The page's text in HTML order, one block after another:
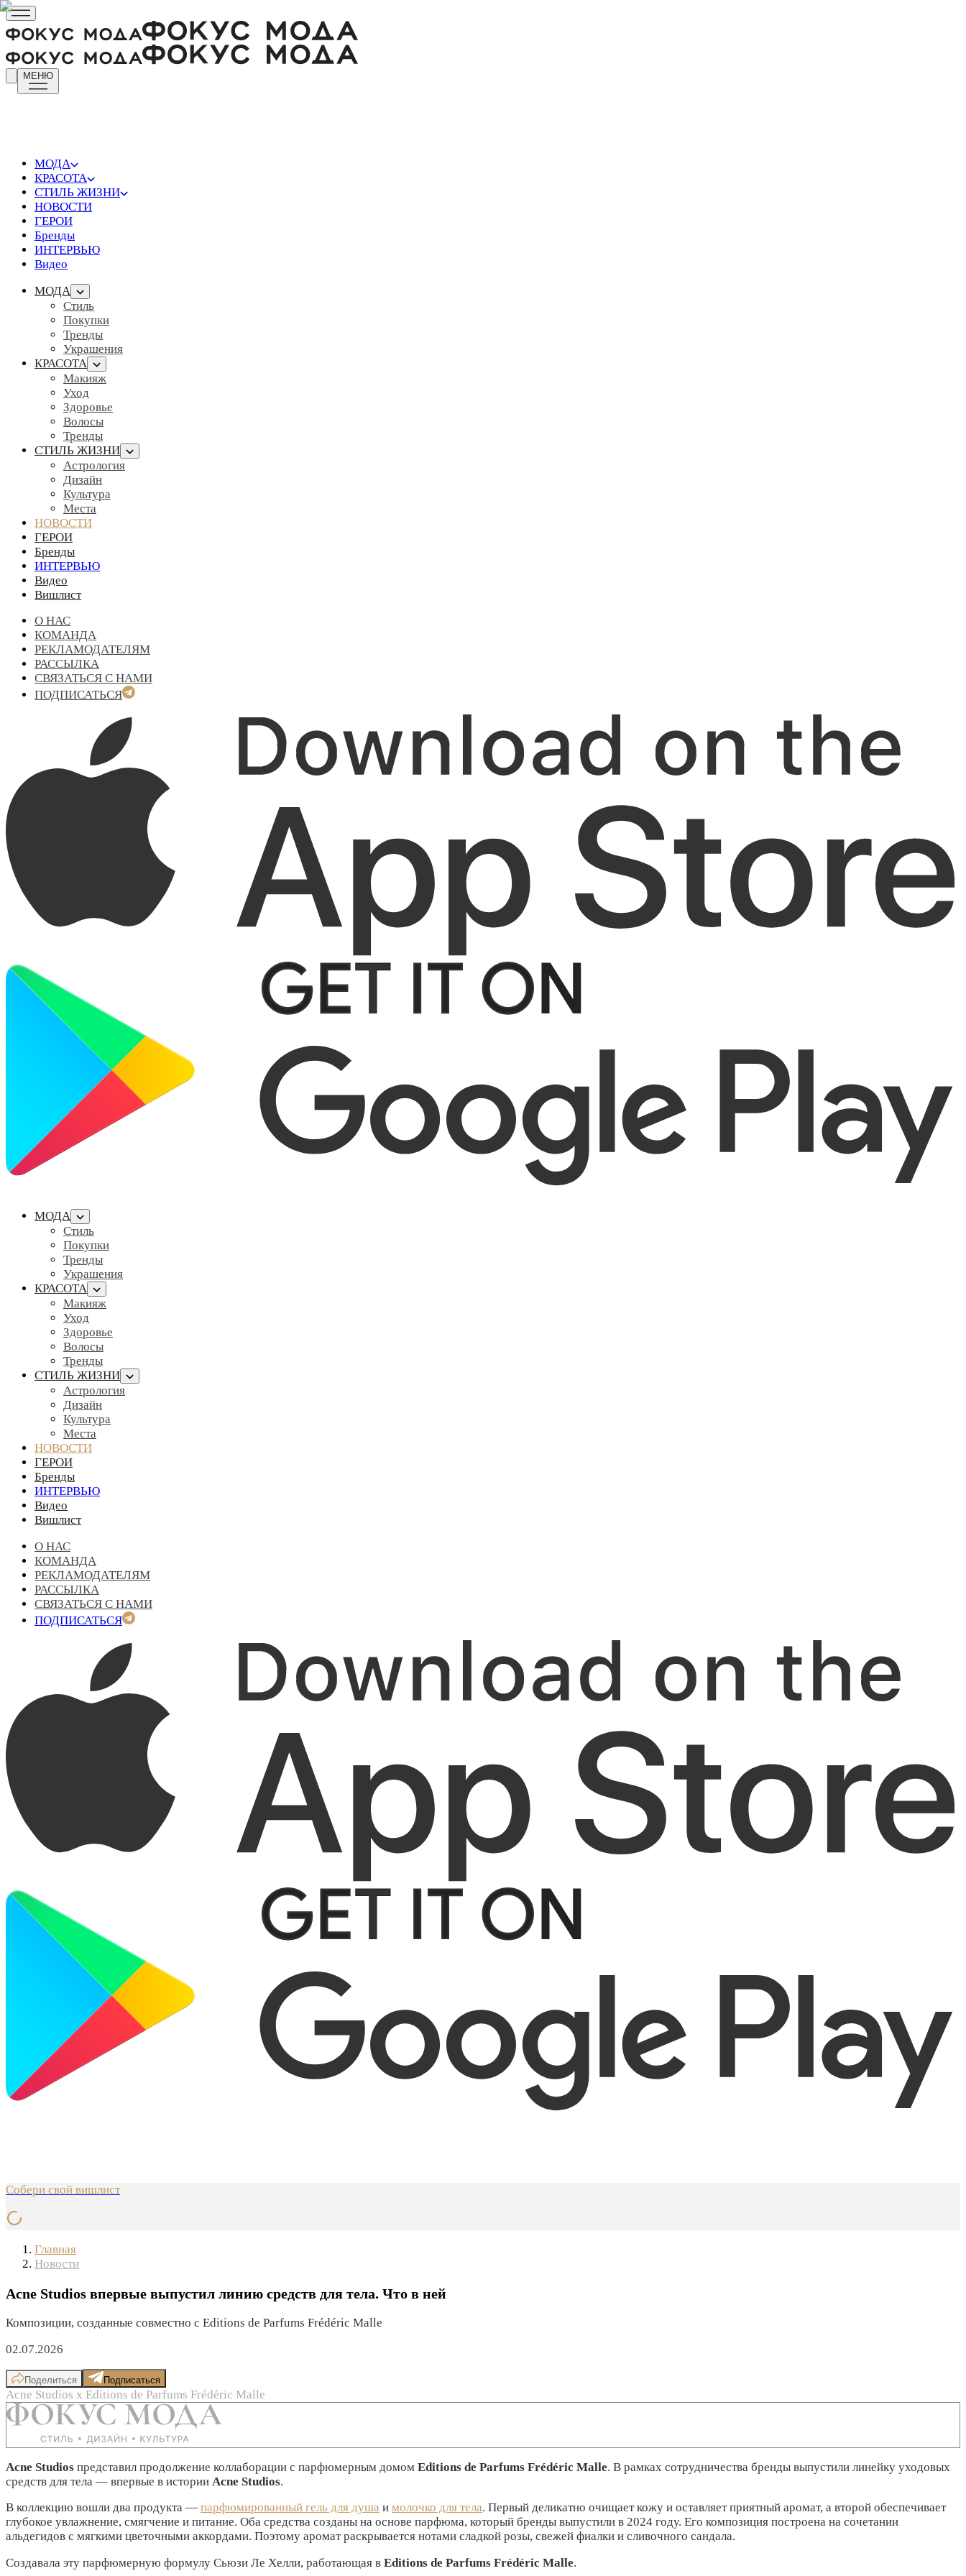
МЕНЮ
МОДА
КРАСОТА
СТИЛЬ ЖИЗНИ
НОВОСТИ
ГЕРОИ
Бренды
ИНТЕРВЬЮ
Видео
МОДА
Стиль
Покупки
Тренды
Украшения
КРАСОТА
Макияж
Уход
Здоровье
Волосы
Тренды
СТИЛЬ ЖИЗНИ
Астрология
Дизайн
Культура
Места
НОВОСТИ
ГЕРОИ
Бренды
ИНТЕРВЬЮ
Видео
Вишлист
О НАС
КОМАНДА
РЕКЛАМОДАТЕЛЯМ
РАССЫЛКА
СВЯЗАТЬСЯ С НАМИ
ПОДПИСАТЬСЯ
МОДА
Стиль
Покупки
Тренды
Украшения
КРАСОТА
Макияж
Уход
Здоровье
Волосы
Тренды
СТИЛЬ ЖИЗНИ
Астрология
Дизайн
Культура
Места
НОВОСТИ
ГЕРОИ
Бренды
ИНТЕРВЬЮ
Видео
Вишлист
О НАС
КОМАНДА
РЕКЛАМОДАТЕЛЯМ
РАССЫЛКА
СВЯЗАТЬСЯ С НАМИ
ПОДПИСАТЬСЯ
Собери свой вишлист
Главная
Новости
Acne Studios впервые выпустил линию средств для тела. Что в ней
Композиции, созданные совместно с Editions de Parfums Frédéric Malle
02.07.2026
Поделиться Подписаться
Acne Studios х Editions de Parfums Frédéric Malle
Acne Studios представил продолжение коллаборации с парфюмерным домом Editions de Parfums Frédéric Malle. В рамках сотрудничества бренды выпустили линейку уходовых
средств для тела — впервые в истории Acne Studios.
В коллекцию вошли два продукта — парфюмированный гель для душа и молочко для тела. Первый деликатно очищает кожу и оставляет приятный аромат, а второй обеспечивает
глубокое увлажнение, смягчение и питание. Оба средства созданы на основе парфюма, который бренды выпустили в 2024 году. Его композиция построена на сочетании
альдегидов с мягкими цветочными аккордами. Поэтому аромат раскрывается нотами сладкой розы, свежей фиалки и сливочного сандала.
Создавала эту парфюмерную формулу Сьюзи Ле Хелли, работающая в Editions de Parfums Frédéric Malle.